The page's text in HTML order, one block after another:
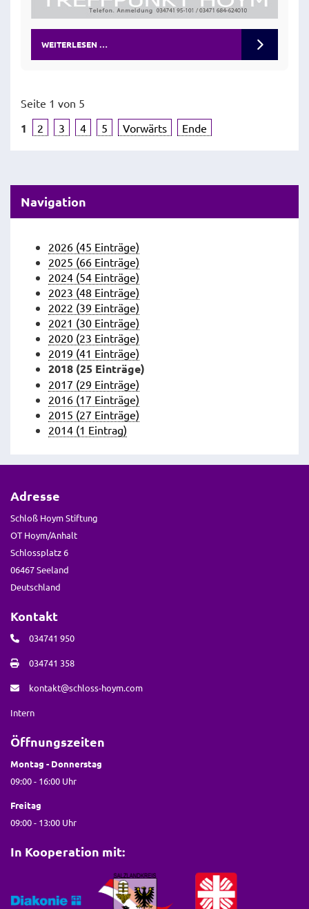
WEITERLESEN …
Seite 1 von 5
1 2 3 4 5 Vorwärts Ende
Navigation
2026 (45 Einträge)
2025 (66 Einträge)
2024 (54 Einträge)
2023 (48 Einträge)
2022 (39 Einträge)
2021 (30 Einträge)
2020 (23 Einträge)
2019 (41 Einträge)
2018 (25 Einträge)
2017 (29 Einträge)
2016 (17 Einträge)
2015 (27 Einträge)
2014 (1 Eintrag)
Adresse
Schloß Hoym Stiftung
OT Hoym/Anhalt
Schlossplatz 6
06467 Seeland
Deutschland
Kontakt
034741 950
034741 358
kontakt@schloss-hoym.com
Intern
Öffnungszeiten
Montag - Donnerstag
09:00 - 16:00 Uhr
Freitag
09:00 - 13:00 Uhr
In Kooperation mit: